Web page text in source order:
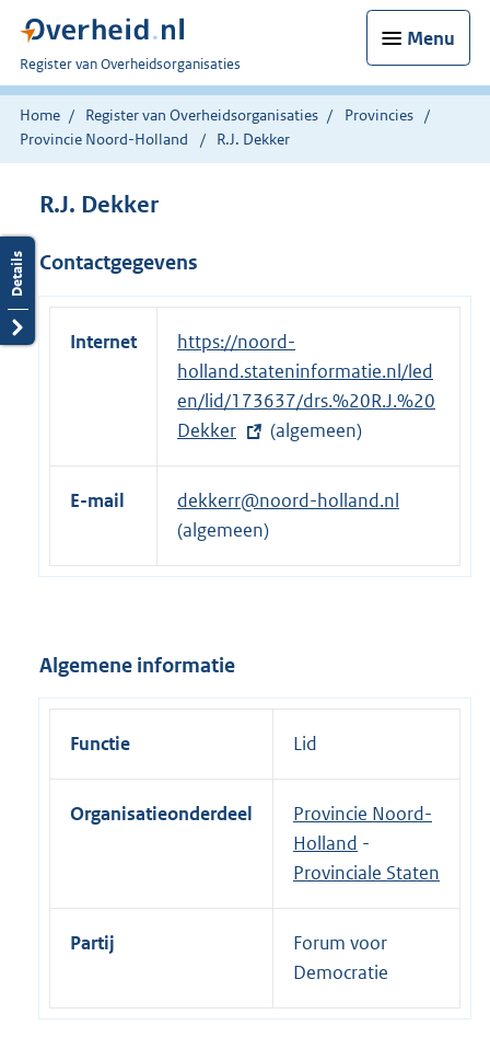
Menu
U
bent
nu
hier:
Register van Overheidsorganisaties
Home Register van Overheidsorganisaties
Provincies
Provincie Noord-Holland
R.J. Dekker
R.J. Dekker
Contactgegevens
Internet
E
x
t
e
r
n
e
l
i
:
https://noord-
holland.stateninformatie.nl/led
en/lid/173637/drs.%20R.J.%20
Dekker
(algemeen)
E-mail
dekkerr@noord-holland.nl
(algemeen)
Algemene informatie
Functie Lid
Organisatieonderdeel
Provincie Noord-
Holland -
Provinciale Staten
Partij
Forum voor
Democratie